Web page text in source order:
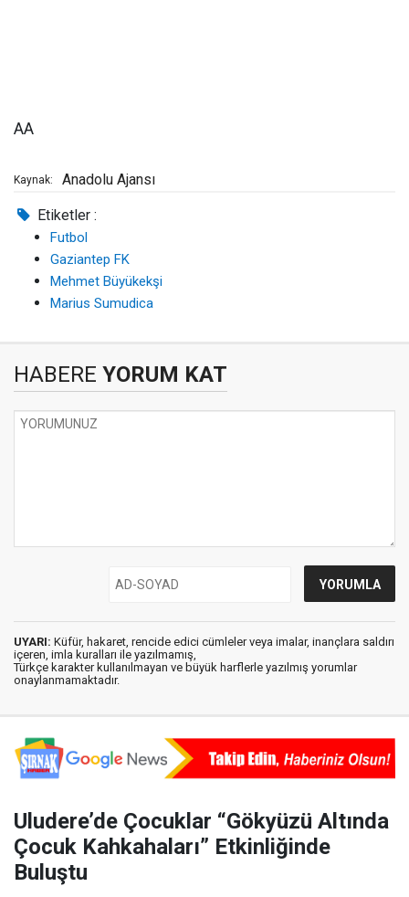
AA
Kaynak: Anadolu Ajansı
Etiketler :
Futbol
Gaziantep FK
Mehmet Büyükekşi
Marius Sumudica
HABERE YORUM KAT
UYARI: Küfür, hakaret, rencide edici cümleler veya imalar, inançlara saldırı
içeren, imla kuralları ile yazılmamış,
Türkçe karakter kullanılmayan ve büyük harflerle yazılmış yorumlar
onaylanmamaktadır.
Uludere’de Çocuklar “Gökyüzü Altında
Çocuk Kahkahaları” Etkinliğinde
Buluştu